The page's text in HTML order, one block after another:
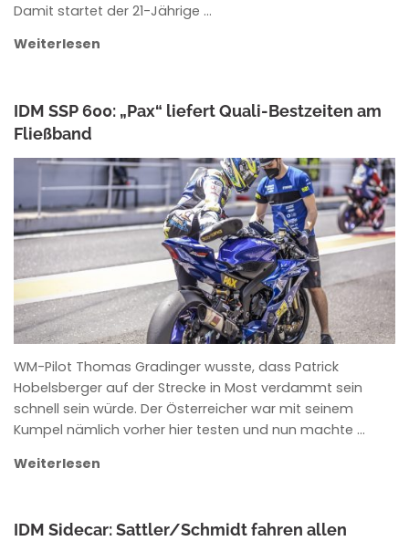
Damit startet der 21-Jährige …
Weiterlesen
IDM SSP 600: „Pax“ liefert Quali-Bestzeiten am
Fließband
ANKE WIECZOREK
WM-Pilot Thomas Gradinger wusste, dass Patrick
Hobelsberger auf der Strecke in Most verdammt sein
schnell sein würde. Der Österreicher war mit seinem
Kumpel nämlich vorher hier testen und nun machte …
Weiterlesen
IDM Sidecar: Sattler/Schmidt fahren allen